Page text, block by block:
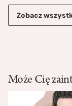
Zobacz
Może Cię